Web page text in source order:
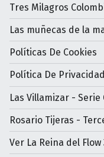
Tres Milagros
Las muñecas de la
Políticas De Cookies
Política De Privacidad
Las Villamizar - Serie
Rosario Tijeras -
Ver La Reina del